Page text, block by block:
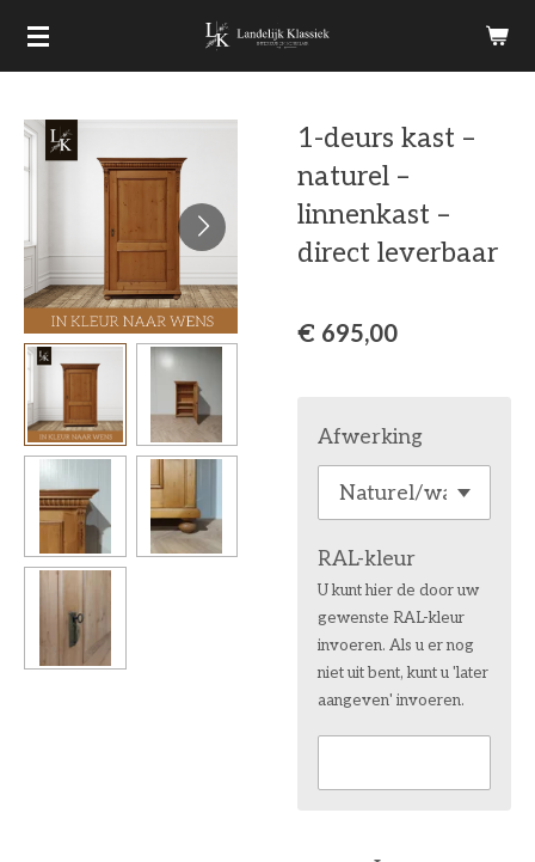
Ga
direct
de
hoofdinhoud
1-deurs kast –
naturel –
linnenkast –
direct leverbaar
€ 695,00
Afwerking
RAL-kleur
U kunt hier de door uw
gewenste RAL-kleur
invoeren. Als u er nog
niet uit bent, kunt u 'later
aangeven' invoeren.